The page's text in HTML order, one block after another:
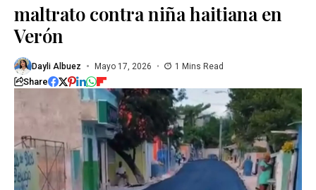
maltrato contra niña haitiana en
Verón
Dayli Albuez Mayo 17, 2026 1 Mins Read
Share